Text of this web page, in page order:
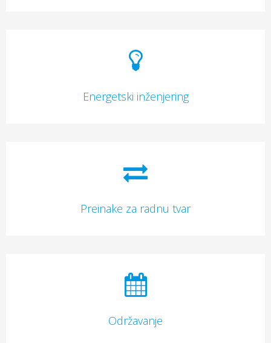
Energetski inženjering
Preinake za radnu tvar
Održavanje